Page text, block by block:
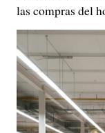
las compras del